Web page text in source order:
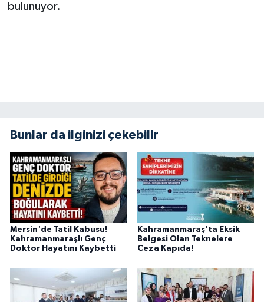
bulunuyor.
Bunlar da ilginizi çekebilir
Mersin'de Tatil Kabusu!
Kahramanmaraşlı Genç
Doktor Hayatını Kaybetti
Kahramanmaraş'ta Eksik
Belgesi Olan Teknelere
Ceza Kapıda!